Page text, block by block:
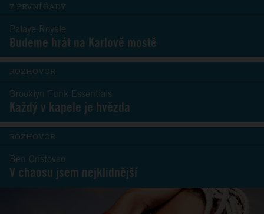
Z PRVNÍ ŘADY
Palaye Royale
Budeme hrát na Karlově mostě
ROZHOVOR
Brooklyn Funk Essentials
Každý v kapele je hvězda
ROZHOVOR
Ben Cristovao
V chaosu jsem nejklidnější